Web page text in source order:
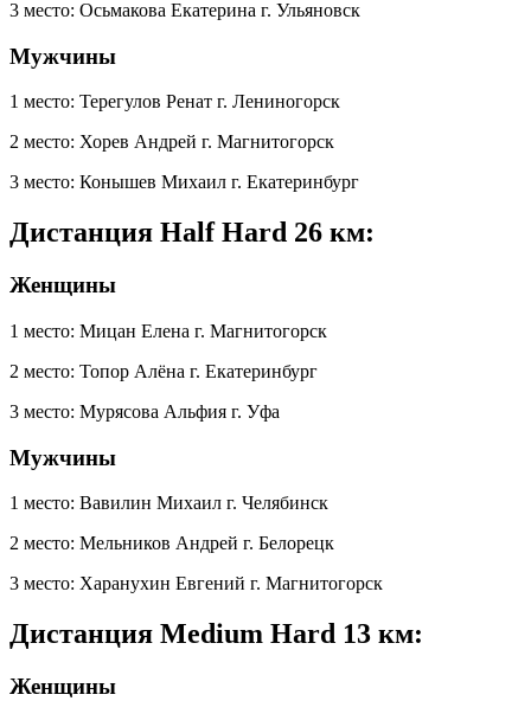
3 место: Осьмакова Екатерина г. Ульяновск
Мужчины
1 место: Терегулов Ренат г. Лениногорск
2 место: Хорев Андрей г. Магнитогорск
3 место: Конышев Михаил г. Екатеринбург
Дистанция Half Hard 26 км:
Женщины
1 место: Мицан Елена г. Магнитогорск
2 место: Топор Алёна г. Екатеринбург
3 место: Мурясова Альфия г. Уфа
Мужчины
1 место: Вавилин Михаил г. Челябинск
2 место: Мельников Андрей г. Белорецк
3 место: Харанухин Евгений г. Магнитогорск
Дистанция Medium Hard 13 км:
Женщины